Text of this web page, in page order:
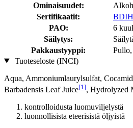
Ominaisuudet:
Sertifikaatit:
BDIH
PAO:
6
Säilytys:
Pakkaustyyppi:
Tuoteseloste (INCI)
Aqua, Ammoniumlaurylsulfat,
Barbadensis Leaf Juice[1], Hydrolyzed
kontrolloidusta luomuviljelystä
luonnollisista eteerisistä öljyistä